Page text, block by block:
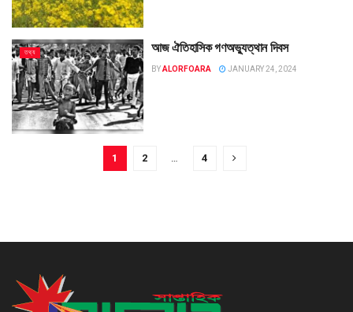
তথ্য আজ ঐতিহাসিক গণঅভ্যুত্থান দিবস
BYALORFOARA JANUARY 24, 2024
1 2 4